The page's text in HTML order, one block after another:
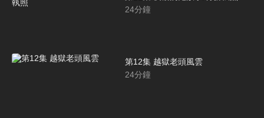
24分鐘
第12集 越獄老頭風雲
24分鐘